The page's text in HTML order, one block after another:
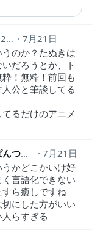
7月21日
のか？たぬきは
だろうとか、ト
！無粋！前回も
公と筆談してる
るだけのアニメ
ガサゴソヒトデタヌキぽんぽこぱんつトラベラー
7月21日
かどこかいけ好
言語化できない
ら癒しですね
にした方がいい
らすぎる